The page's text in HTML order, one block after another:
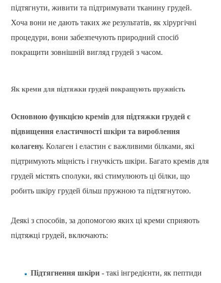
підтягнути, живити та підтримувати тканину грудей.
Хоча вони не дають таких же результатів, як хірургічні
процедури, вони забезпечують природний спосіб
покращити зовнішній вигляд грудей з часом.
Як креми для підтяжки грудей покращують пружність
Основною функцією кремів для підтяжки грудей є
підвищення еластичності шкіри та вироблення
колагену. Колаген і еластин є важливими білками, які
підтримують міцність і гнучкість шкіри. Багато кремів для
грудей містять сполуки, які стимулюють ці білки, що
робить шкіру грудей більш пружною та підтягнутою.
Деякі з способів, за допомогою яких ці креми сприяють
підтяжці грудей, включають:
Підтягнення шкіри - такі інгредієнти, як пептиди